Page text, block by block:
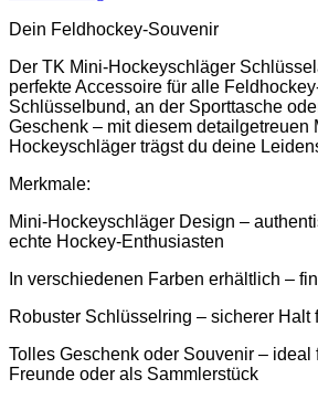
Dein Feldhockey-Souvenir
Der TK Mini-Hockeyschläger
perfekte Accessoire für alle
Schlüsselbund, an der Sporttasche
Geschenk – mit diesem detailgetreuen
Hockeyschläger trägst du deine
Merkmale:
Mini-Hockeyschläger Design –
echte Hockey-Enthusiasten
In verschiedenen Farben erhältlich –
Robuster Schlüsselring – sicherer Halt
Tolles Geschenk oder Souvenir – ideal
Freunde oder als Sammlerstück